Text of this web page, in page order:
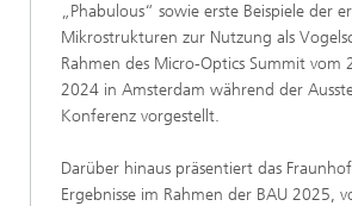
„Phabulous“ sowie erste Beispiele der
Mikrostrukturen zur Nutzung als
Rahmen des Micro-Optics Summit vom
2024 in Amsterdam während der
Konferenz vorgestellt.
Darüber hinaus präsentiert das
Ergebnisse im Rahmen der BAU 2025,